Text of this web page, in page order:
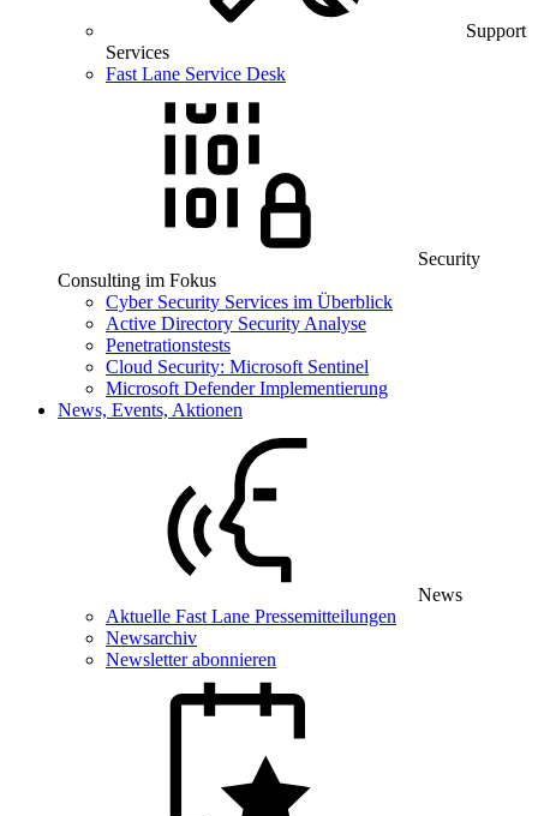
Support
Services
Fast Lane Service Desk
Security
Consulting im Fokus
Cyber Security Services im Überblick
Active Directory Security Analyse
Penetrationstests
Cloud Security: Microsoft Sentinel
Microsoft Defender Implementierung
News, Events, Aktionen
News
Aktuelle Fast Lane Pressemitteilungen
Newsarchiv
Newsletter abonnieren